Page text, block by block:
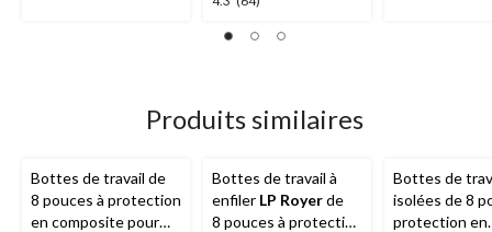
sur
évaluations
Produits similaires
Bottes de travail de
8 pouces à protection
en composite pour
Bottes de travail à
enfiler LP Royerde
8 pouces à protection
Bottes de
isolées de 8
protection en